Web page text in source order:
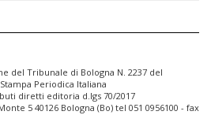
del Tribunale di Bologna N. 2237 del
Periodica Italiana
diretti editoria d.lgs 70/2017
5 40126 Bologna (Bo) tel 051 0956100 - fax